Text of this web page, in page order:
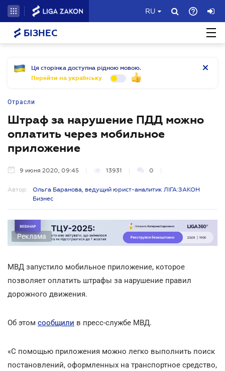
RU
БІЗНЕС
Ця сторінка доступна рідною мовою.
Перейти на українську
Отрасли
Штраф за нарушение ПДД можно
оплатить через мобильное
приложение
9 июня 2020, 09:45 13931 0
Автор:
Ольга Баранова, ведущий юрист-аналитик ЛІГА:ЗАКОН
Бизнес
Реклама
МВД запустило мобильное приложение, которое
позволяет оплатить штрафы за нарушение правил
дорожного движения.
Об этом сообщили в пресс-службе МВД.
«С помощью приложения можно легко выполнить поиск
постановлений, оформленных на транспортное средство,